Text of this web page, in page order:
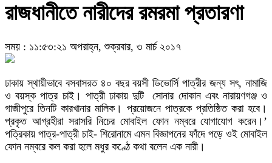
রাজধানীতে নারীদের রমরমা প্রতারণা
সময় : ১১:৫৩:২১ অপরাহ্ন, শুক্রবার, ৩ মার্চ ২০১৭
ঢাকায় স্থায়ীভাবে বসবাসরত ৪০ বছর বয়সী ডিভোর্সি পাত্রীর জন্য সৎ, নামাজি
ও বয়স্ক পাত্র চাই। পাত্রী ঢাকায় দুটি সোনার দোকান এবং নারায়ণগঞ্জ ও
গাজীপুরে তিনটি কারখানার মালিক। প্রয়োজনে পাত্রকে প্রতিষ্ঠিত করা হবে।
প্রকৃত আগ্রহীরা সরাসরি নিচের মোবাইল ফোন নম্বরে যোগাযোগ করেন।’
পত্রিকায় পাত্র-পাত্রী চাই- শিরোনামে এমন বিজ্ঞাপনের ফাঁদে পড়ে ওই মোবাইল
ফোন নম্বরে কল করা হলে মধুর কণ্ঠে কথা বলেন এক নারী।